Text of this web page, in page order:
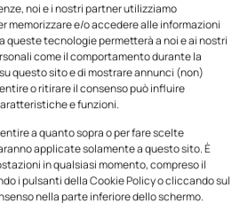
noi e i nostri partner utilizziamo
memorizzare e/o accedere alle informazioni
queste tecnologie permetterà a noi e ai nostri
come il comportamento durante la
questo sito e di mostrare annunci (non)
o ritirare il consenso può influire
e funzioni.
a quanto sopra o per fare scelte
applicate solamente a questo sito. È
in qualsiasi momento, compreso il
i pulsanti della Cookie Policy o cliccando sul
nella parte inferiore dello schermo.
n.4 - Maggio 2026